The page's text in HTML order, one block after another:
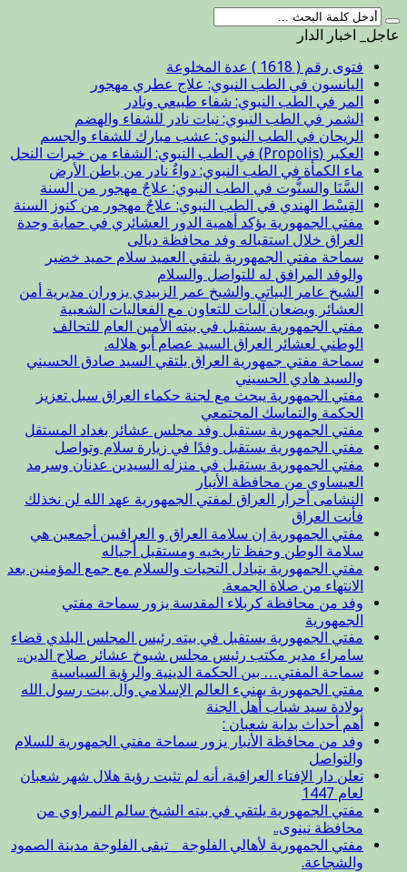
عاجل_ اخبار الدار
فتوى رقم ( 1618 ) عدة المخلوعة
اليانسون في الطب النبوي: علاج عطري مهجور
المر في الطب النبوي: شفاء طبيعي ونادر
الشمر في الطب النبوي: نبات نادر للشفاء والهضم
الريحان في الطب النبوي: عشب مبارك للشفاء والجسم
العكبر (Propolis) في الطب النبوي: الشفاء من خيرات النحل
ماء الكمأة في الطب النبوي: دواءٌ نادر من باطن الأرض
السَّنَا والسنُّوت في الطب النبوي: علاجٌ مهجور من السنة
القِسْط الهندي في الطب النبوي: علاجٌ مهجور من كنوز السنة
مفتي الجمهورية يؤكد أهمية الدور العشائري في حماية وحدة
العراق خلال استقباله وفد محافظة ديالى
سماحة مفتي الجمهورية يلتقي العميد سلام حميد خضير
والوفد المرافق له للتواصل والسلام
الشيخ عامر البياتي والشيخ عمر الزبيدي يزوران مديرية أمن
العشائر ويضعان آليات للتعاون مع الفعاليات الشعبية
مفتي الجمهورية يستقبل في بيته الأمين العام للتحالف
الوطني لعشائر العراق السيد عصام أبو هلاله.
سماحة مفتي جمهورية العراق يلتقي السيد صادق الحسيني
والسيد هادي الحسيني
مفتي الجمهورية يبحث مع لجنة حكماء العراق سبل تعزيز
الحكمة والتماسك المجتمعي
مفتي الجمهورية يستقبل وفد مجلس عشائر بغداد المستقل
مفتي الجمهورية يستقبل وفدًا في زيارة سلام وتواصل
مفتي الجمهورية يستقبل في منزله السيدين عدنان وسرمد
العيساوي من محافظة الأنبار
النشامى أحرار العراق لمفتي الجمهورية عهد الله لن نخذلك
فأنت العراق
مفتي الجمهورية إن سلامة العراق و العراقيين أجمعين هي
سلامة الوطن وحفظ تاريخيه ومستقبل أجياله
مفتي الجمهورية يتبادل التحيات والسلام مع جمع المؤمنين بعد
الانتهاء من صلاة الجمعة.
وفد من محافظة كربلاء المقدسة يزور سماحة مفتي
الجمهورية
مفتي الجمهورية يستقبل في بيته رئيس المجلس البلدي قضاء
سامراء مدير مكتب رئيس مجلس شيوخ عشائر صلاح الدين..
سماحة المفتي… بين الحكمة الدينية والرؤية السياسية
مفتي الجمهورية يهنيء العالم الإسلامي وآل بيت رسول الله
بولادة سيد شباب أهل الجنة
أهم أحداث بداية شعبان :
وفد من محافظة الأنبار يزور سماحة مفتي الجمهورية للسلام
والتواصل
تعلن دار الإفتاء العراقية، أنه لم تثبت رؤية هلال شهر شعبان
لعام 1447
مفتي الجمهورية يلتقي في بيته الشيخ سالم النمراوي من
محافظة نينوى..
مفتي الجمهورية لأهالي الفلوجة _ تبقى الفلوجة مدينة الصمود
والشجاعة.